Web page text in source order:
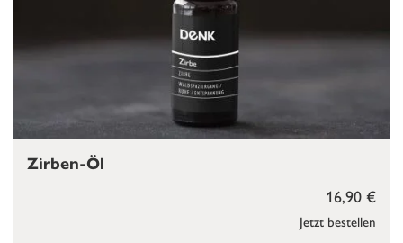
Jetzt bestellen
16,90 €
Zirben-Öl